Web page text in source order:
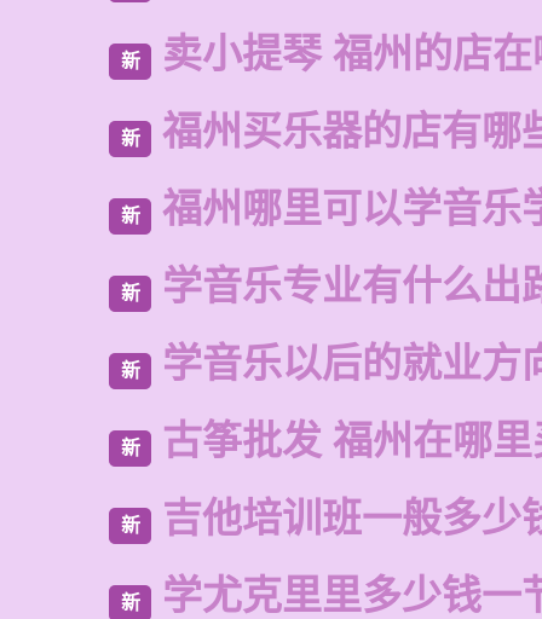
新 卖小提琴 福州的店
新 福州买乐器的店有哪
新 福州哪里可以学音乐
新 学音乐专业有什么出
新 学音乐以后的就业方
新 古筝批发 福州在哪
新 吉他培训班一般多少
新 学尤克里里多少钱一